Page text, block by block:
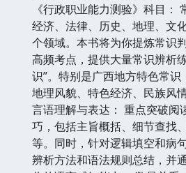
《行政职业能力测验》科目：
经济、法律、历史、地理、文
个领域。本书将为你提炼常识
高频考点，提供大量常识辨析
识”。特别是广西地方特色常识
地理风貌、特色经济、民族风
言语理解与表达： 重点突破阅
巧，包括主旨概括、细节查找
等。同时，针对逻辑填空和病
辨析方法和语法规则总结，并